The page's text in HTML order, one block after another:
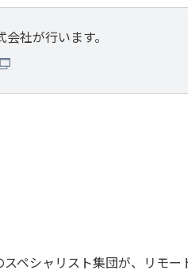
社が行います。
ペシャリスト集団が、リモ